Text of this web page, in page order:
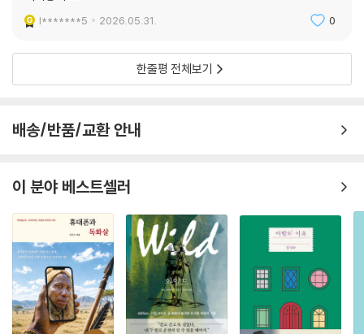
하면 어떨까.
--- p.244
이곳 사람들은 반대였다. 가장 볕이 강하게 드는 곳을 골라 자리를 잡고는
앉거나 누웠다. 바지에 풀물이 드는 것 따위는 아랑곳하지 않았다. 줄 이어
런히 모은 두 무릎을 감싸고 멍하니 도로에 지나다니는 차들을 구경하거
--- p.266
l*******5 2026.05.31. 0
한줄평 전체보기
배송/반품/교환 안내
이 분야 베스트셀러